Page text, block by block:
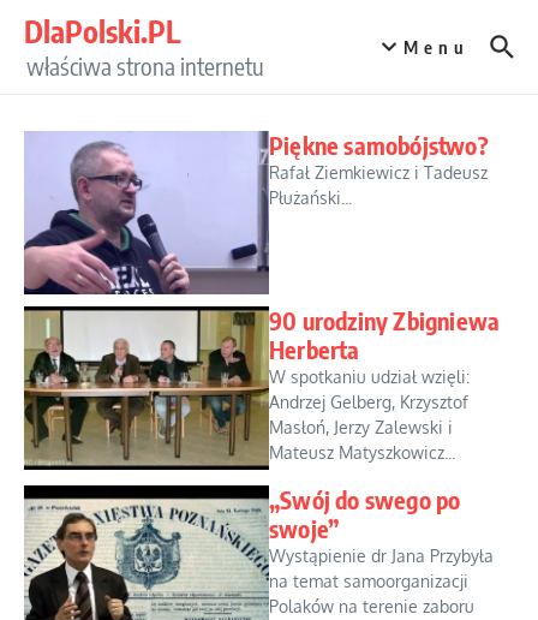
DlaPolski.PL
właściwa strona internetu
Menu
Piękne samobójstwo?
Rafał Ziemkiewicz i Tadeusz
Płużański...
90 urodziny Zbigniewa
Herberta
W spotkaniu udział wzięli:
Andrzej Gelberg, Krzysztof
Masłoń, Jerzy Zalewski i
Mateusz Matyszkowicz...
„Swój do swego po
swoje”
Wystąpienie dr Jana Przybyła
na temat samoorganizacji
Polaków na terenie zaboru